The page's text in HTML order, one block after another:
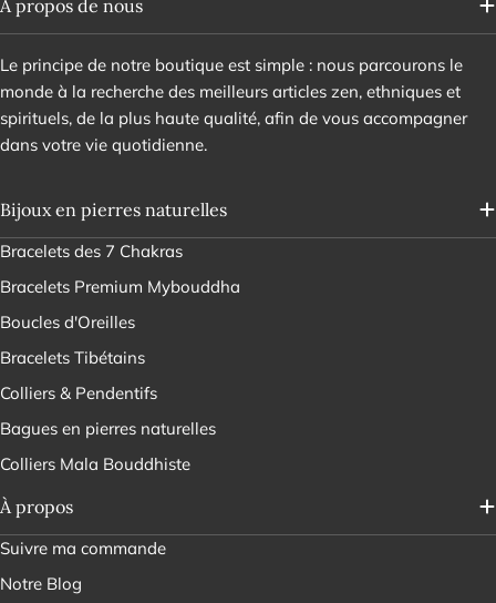
A propos de nous
Le principe de notre boutique est simple : nous parcourons le
monde à la recherche des meilleurs articles zen, ethniques et
spirituels, de la plus haute qualité, afin de vous accompagner
dans votre vie quotidienne.
Bijoux en pierres naturelles
Bracelets des 7 Chakras
Bracelets Premium Mybouddha
Boucles d'Oreilles
Bracelets Tibétains
Colliers & Pendentifs
Bagues en pierres naturelles
Colliers Mala Bouddhiste
À propos
Suivre ma commande
Notre Blog